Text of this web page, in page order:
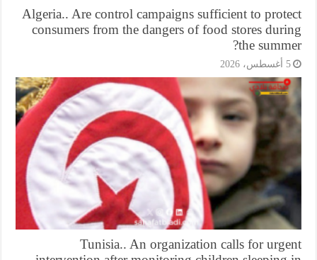
Algeria.. Are control campaigns sufficient to
consumers from the dangers of food stores
the
Tunisia.. An organization calls for